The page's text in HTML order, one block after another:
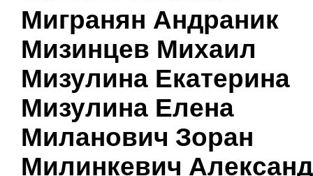
Мигранян Андраник
Мизинцев Михаил
Мизулина Екатерина
Мизулина Елена
Миланович Зоран
Милинкевич